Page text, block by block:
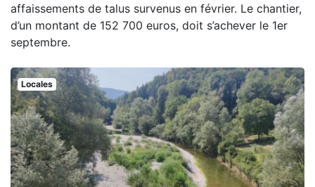
affaissements de talus survenus en février. Le chantier,
d’un montant de 152 700 euros, doit s’achever le 1er
septembre.
Locales